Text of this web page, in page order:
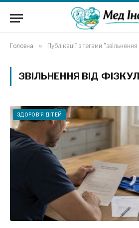
Головна » Публікації з тегами
ЗВІЛЬНЕННЯ ВІД
ЗДОРОВ'Я ДІТЕЙ